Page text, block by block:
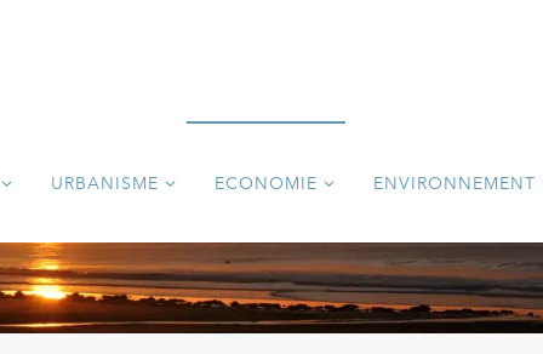
URBANISME ECONOMIE ENVIRONNEMENT